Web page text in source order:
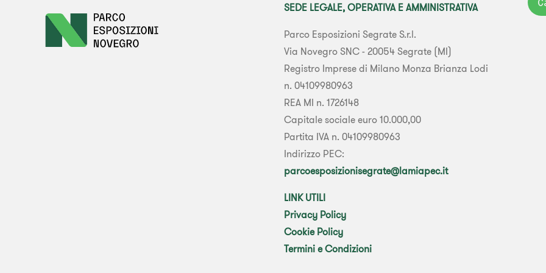
SEDE LEGALE, OPERATIVA E AMMINISTRATIVA
Parco Esposizioni Segrate S.r.l.
Via Novegro SNC - 20054 Segrate (MI)
Registro Imprese di Milano Monza Brianza Lodi
n. 04109980963
REA MI n. 1726148
Capitale sociale euro 10.000,00
Partita IVA n. 04109980963
Indirizzo PEC:
parcoesposizionisegrate@lamiapec.it
LINK UTILI
Privacy Policy
Cookie Policy
Termini e Condizioni